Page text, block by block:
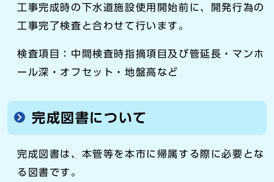
工事完成時の下水道施設使用開始前に、開発行為の
工事完了検査と合わせて行います。
検査項目：中間検査時指摘項目及び管延長・マンホ
ール深・オフセット・地盤高など
完成図書について
完成図書は、本管等を本市に帰属する際に必要とな
る図書です。